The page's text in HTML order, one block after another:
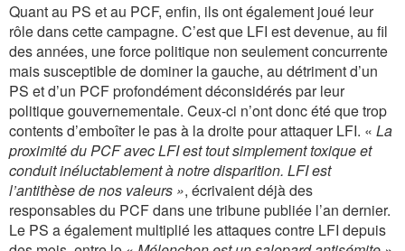
Quant au PS et au PCF, enfin, ils ont également joué leur
rôle dans cette campagne. C’est que LFI est devenue, au fil
des années, une force politique non seulement concurrente
mais susceptible de dominer la gauche, au détriment d’un
PS et d’un PCF profondément déconsidérés par leur
politique gouvernementale. Ceux-ci n’ont donc été que trop
contents d’emboîter le pas à la droite pour attaquer LFI. « La
proximité du PCF avec LFI est tout simplement toxique et
conduit inéluctablement à notre disparition. LFI est
l’antithèse de nos valeurs », écrivaient déjà des
responsables du PCF dans une tribune publiée l’an dernier.
Le PS a également multiplié les attaques contre LFI depuis